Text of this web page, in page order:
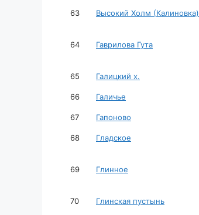
63 Высокий Холм (Калиновка)
64 Гаврилова Гута
65 Галицкий х.
66 Галичье
67 Гапоново
68 Гладское
69 Глинное
70 Глинская пустынь